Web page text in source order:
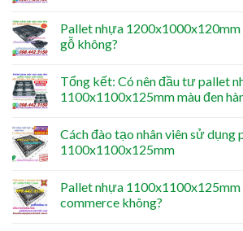
Pallet nhựa 1200x1000x120mm
gỗ không?
Tổng kết: Có nên đầu tư pallet
1100x1100x125mm màu đen
Cách đào tạo nhân viên sử dụng
1100x1100x125mm
Pallet nhựa 1100x1100x125mm
commerce không?